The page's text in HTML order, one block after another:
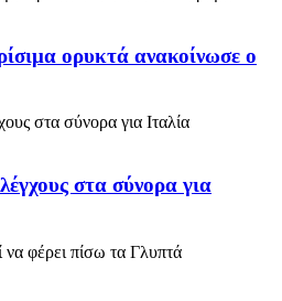
ορυκτά ανακοίνωσε ο
στα σύνορα για